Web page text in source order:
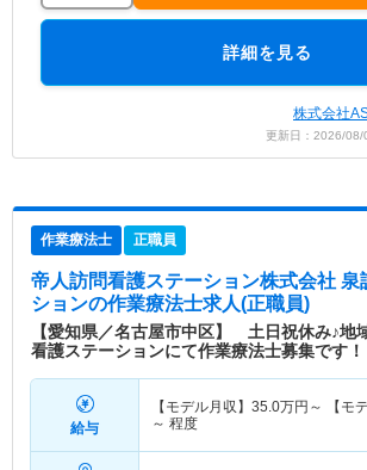
詳細を見る
株式会社
更新日：2026/
作業療法士 正職員
帝人訪問看護ステーション株式会社 泉
ションの作業療法士求人(正職員)
【愛知県／名古屋市中区】 土日祝休み♪地
看護ステーションにて作業療法士募集です！
給与
【モデル月収】 35.0万円～ 【モ
～ 程度